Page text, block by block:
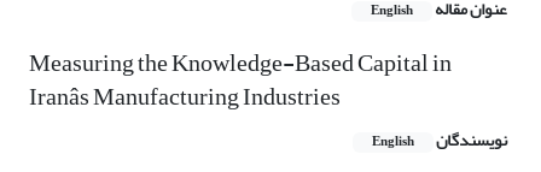
عنوان مقاله English
Measuring the Knowledge-Based Capital in
Iranâs Manufacturing Industries
نویسندگان English